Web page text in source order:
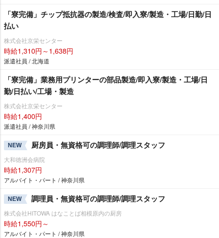
「寮完備」チップ抵抗器の製造/検査/即入寮/製造・工場/日勤/日
払い
株式会社京栄センター
時給1,310円～1,638円
派遣社員 / 北海道
「寮完備」業務用プリンターの部品製造/即入寮/製造・工場/日
勤/日払い/工場・製造
株式会社京栄センター
時給1,400円
派遣社員 / 神奈川県
NEW 厨房員・無資格可の調理師/調理スタッフ
大和徳洲会病院
時給1,307円
アルバイト・パート / 神奈川県
NEW 調理員・無資格可の調理師/調理スタッフ
株式会社HITOWA はなことば相模原内の厨房
時給1,550円～
アルバイト・パート / 神奈川県